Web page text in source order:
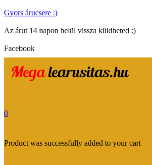
Gyors árucsere :)
Az árut 14 napon belül vissza küldheted :)
Facebook
0
Product was successfully added to your cart